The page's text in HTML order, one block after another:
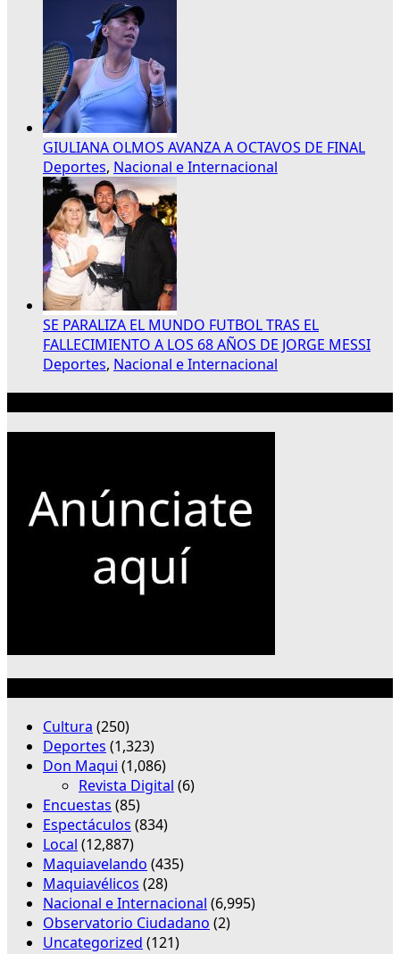
GIULIANA OLMOS AVANZA A OCTAVOS DE FINAL
Deportes, Nacional e Internacional
SE PARALIZA EL MUNDO FUTBOL TRAS EL
FALLECIMIENTO A LOS 68 AÑOS DE JORGE MESSI
Deportes, Nacional e Internacional
Cultura (250)
Deportes (1,323)
Don Maqui (1,086)
Revista Digital (6)
Encuestas (85)
Espectáculos (834)
Local (12,887)
Maquiavelando (435)
Maquiavélicos (28)
Nacional e Internacional (6,995)
Observatorio Ciudadano (2)
Uncategorized (121)